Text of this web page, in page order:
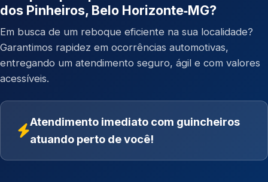
dos Pinheiros, Belo Horizonte‑MG?
Em busca de um reboque eficiente na sua localidade?
Garantimos rapidez em ocorrências automotivas,
entregando um atendimento seguro, ágil e com valores
acessíveis.
Atendimento imediato com guincheiros
atuando perto de você!